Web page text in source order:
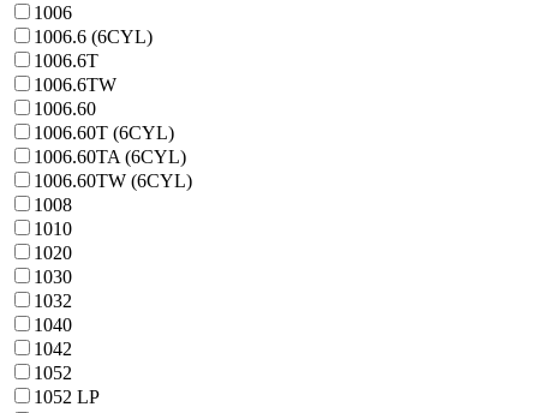
1006
1006.6 (6CYL)
1006.6T
1006.6TW
1006.60
1006.60T (6CYL)
1006.60TA (6CYL)
1006.60TW (6CYL)
1008
1010
1020
1030
1032
1040
1042
1052
1052 LP